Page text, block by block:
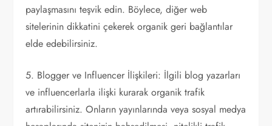
paylaşmasını teşvik edin. Böylece, diğer web
sitelerinin dikkatini çekerek organik geri bağlantılar
elde edebilirsiniz.
5. Blogger ve Influencer İlişkileri: İlgili blog yazarları
ve influencerlarla ilişki kurarak organik trafik
artırabilirsiniz. Onların yayınlarında veya sosyal medya